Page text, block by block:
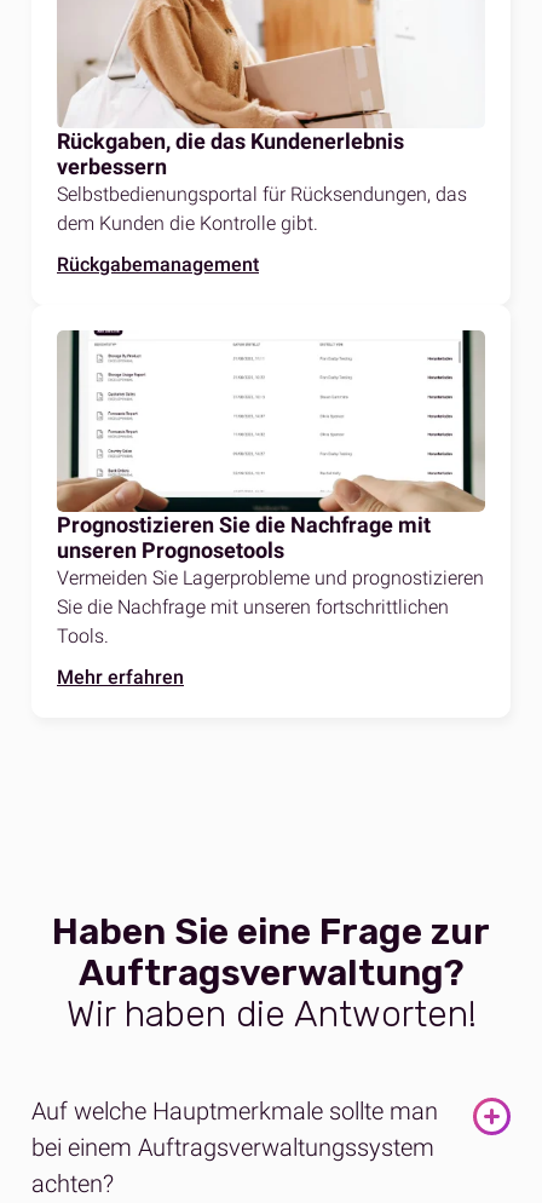
Rückgaben, die das Kundenerlebnis
verbessern
Selbstbedienungsportal für Rücksendungen, das
dem Kunden die Kontrolle gibt.
Rückgabemanagement
Prognostizieren Sie die Nachfrage mit
unseren Prognosetools
Vermeiden Sie Lagerprobleme und prognostizieren
Sie die Nachfrage mit unseren fortschrittlichen
Tools.
Mehr erfahren
Haben Sie eine Frage zur
Auftragsverwaltung?
Wir haben die Antworten!
Auf welche Hauptmerkmale sollte man
bei einem Auftragsverwaltungssystem
achten?